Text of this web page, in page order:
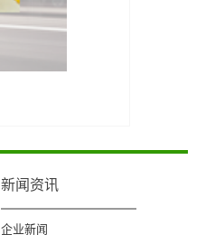
新闻资讯
企业新闻